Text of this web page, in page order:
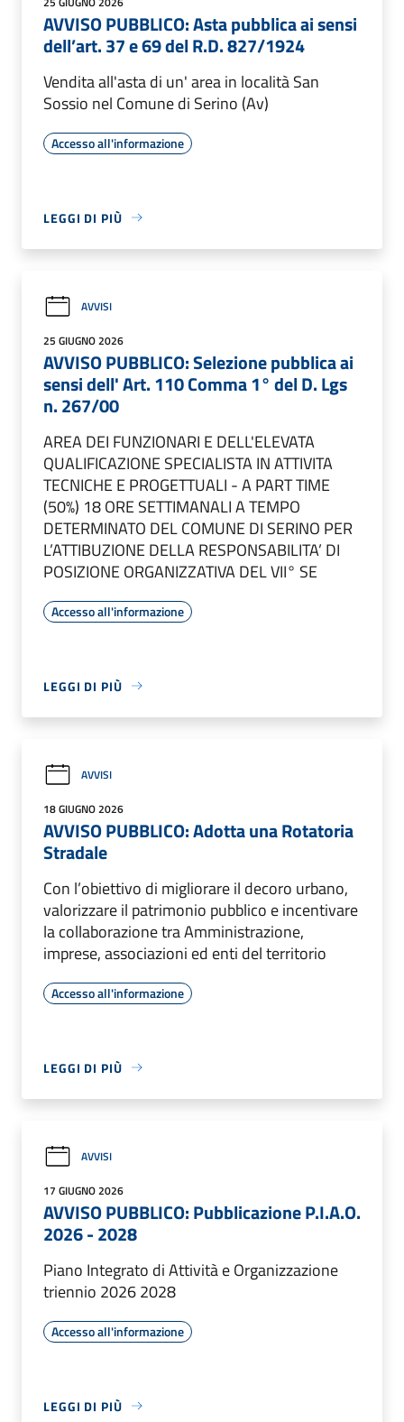
AVVISO PUBBLICO: Asta pubblica ai sensi
dell’art. 37 e 69 del R.D. 827/1924
Vendita all'asta di un' area in località San
Sossio nel Comune di Serino (Av)
Accesso all'informazione
LEGGI DI PIÙ
AVVISI
25 GIUGNO 2026
AVVISO PUBBLICO: Selezione pubblica ai
sensi dell' Art. 110 Comma 1° del D. Lgs
n. 267/00
AREA DEI FUNZIONARI E DELL'ELEVATA
QUALIFICAZIONE SPECIALISTA IN ATTIVITA
TECNICHE E PROGETTUALI - A PART TIME
(50%) 18 ORE SETTIMANALI A TEMPO
DETERMINATO DEL COMUNE DI SERINO PER
L’ATTIBUZIONE DELLA RESPONSABILITA’ DI
POSIZIONE ORGANIZZATIVA DEL VII° SE
Accesso all'informazione
LEGGI DI PIÙ
AVVISI
18 GIUGNO 2026
AVVISO PUBBLICO: Adotta una Rotatoria
Stradale
Con l’obiettivo di migliorare il decoro urbano,
valorizzare il patrimonio pubblico e incentivare
la collaborazione tra Amministrazione,
imprese, associazioni ed enti del territorio
Accesso all'informazione
LEGGI DI PIÙ
AVVISI
17 GIUGNO 2026
AVVISO PUBBLICO: Pubblicazione P.I.A.O.
2026 - 2028
Piano Integrato di Attività e Organizzazione
triennio 2026 2028
Accesso all'informazione
LEGGI DI PIÙ